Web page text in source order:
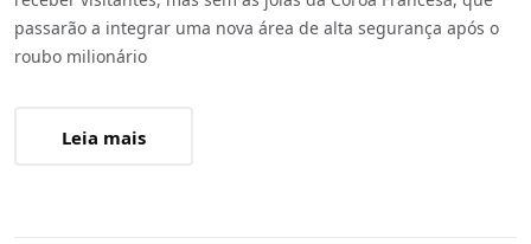
passarão a integrar uma nova área de alta segurança após o
roubo milionário
Leia mais